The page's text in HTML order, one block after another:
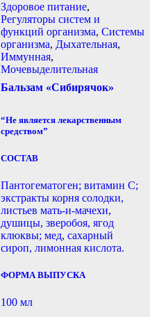
Здоровое питание,
Регуляторы систем и
функций организма, Системы
организма, Дыхательная,
Иммунная,
Мочевыделительная
Бальзам «Сибирячок»
“Не является лекарственным
средством”
СОСТАВ
Пантогематоген; витамин С;
экстракты корня солодки,
листьев мать-и-мачехи,
душицы, зверобоя, ягод
клюквы; мед, сахарный
сироп, лимонная кислота.
ФОРМА ВЫПУСКА
100 мл